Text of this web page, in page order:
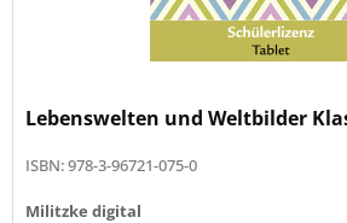
Lebenswelten und Weltbilder
ISBN: 978-3-96721-075-0
Militzke digital